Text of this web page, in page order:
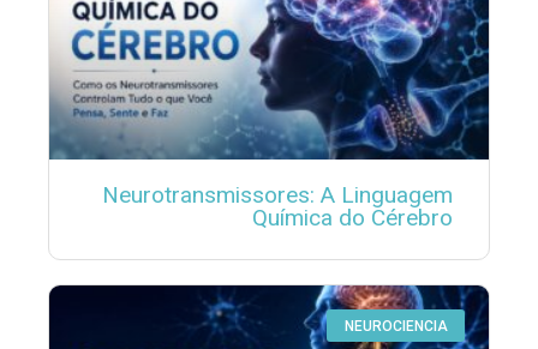
Neurotransmissores: A Linguagem
Química do Cérebro
NEUROCIENCIA